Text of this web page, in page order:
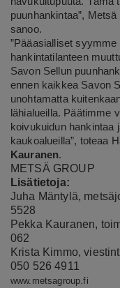
puunhankintaa”,
sanoo.
”Pääasialliset
hankintatilanteen
Savon Sellun
ennen kaikkea Savon
unohtamatta
lähialueilla. Päätimme
koivukuidun hankintaa
kaukoalueilla”, toteaa
Kauranen.
METSÄ GROUP
Lisätietoja:
Juha Mäntylä,
5528
Pekka Kauranen,
062
Krista Kimmo,
050 526 4911
www.metsagroup.fi